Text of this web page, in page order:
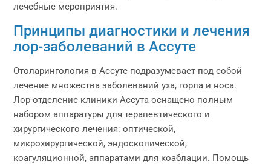
лечебные мероприятия.
Принципы диагностики и лечения
лор-заболеваний в Ассуте
Отоларингология в Ассуте подразумевает под собой
лечение множества заболеваний уха, горла и носа.
Лор-отделение клиники Ассута оснащено полным
набором аппаратуры для терапевтического и
хирургического лечения: оптической,
микрохирургической, эндоскопической,
коагуляционной, аппаратами для коаблации. Помощь